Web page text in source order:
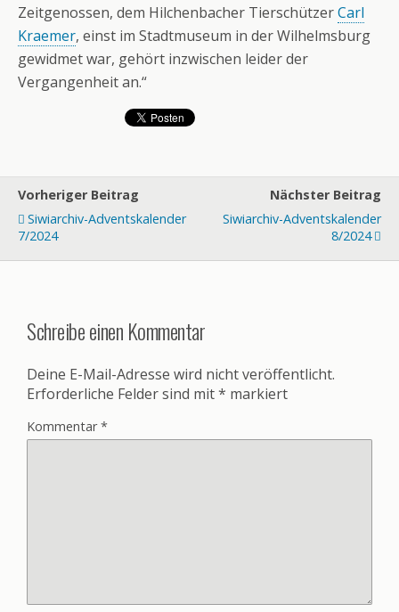
Zeitgenossen, dem Hilchenbacher TierschützerCarl
Kraemer, einst im Stadtmuseum in der Wilhelmsburg
gewidmet war, gehört inzwischen leider der
Vergangenheit an.“
Vorheriger Beitrag
Siwiarchiv-Adventskalender
7/2024
Nächster Beitrag
Siwiarchiv-Adventskalender
8/2024
Schreibe einen Kommentar
Deine E-Mail-Adresse wird nicht veröffentlicht.
Erforderliche Felder sind mit* markiert
Kommentar*